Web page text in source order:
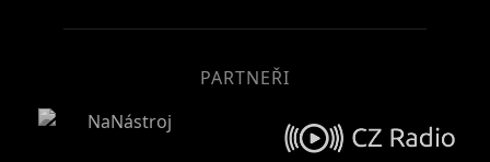
PARTNEŘI